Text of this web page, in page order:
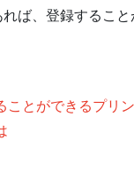
ば、登録すること
とができるプリ